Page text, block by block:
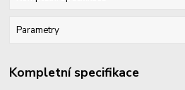
Parametry
Kompletní specifikace